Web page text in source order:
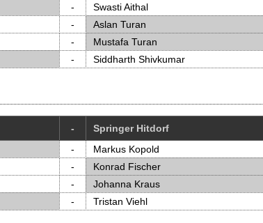
- Swasti Aithal
- Aslan Turan
- Mustafa Turan
- Siddharth Shivkumar
- Springer Hitdorf
- Markus Kopold
- Konrad Fischer
- Johanna Kraus
- Tristan Viehl